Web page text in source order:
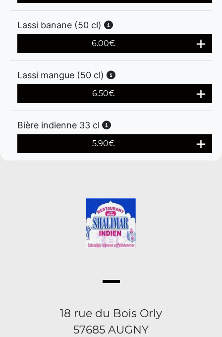
Lassi banane (50 cl)
6.00€
Lassi mangue (50 cl)
6.50€
Bière indienne 33 cl
5.90€
18 rue du Bois Orly
57685 AUGNY